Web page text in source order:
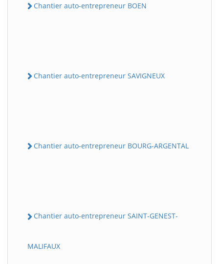
Chantier auto-entrepreneur BOEN
Chantier auto-entrepreneur SAVIGNEUX
Chantier auto-entrepreneur BOURG-ARGENTAL
Chantier auto-entrepreneur SAINT-GENEST-
MALIFAUX